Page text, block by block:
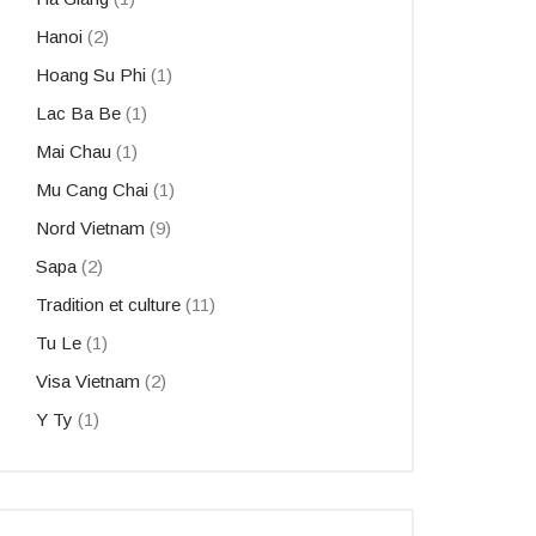
Hanoi (2)
Hoang Su Phi (1)
Lac Ba Be (1)
Mai Chau (1)
Mu Cang Chai (1)
Nord Vietnam (9)
Sapa (2)
Tradition et culture (11)
Tu Le (1)
Visa Vietnam (2)
Y Ty (1)